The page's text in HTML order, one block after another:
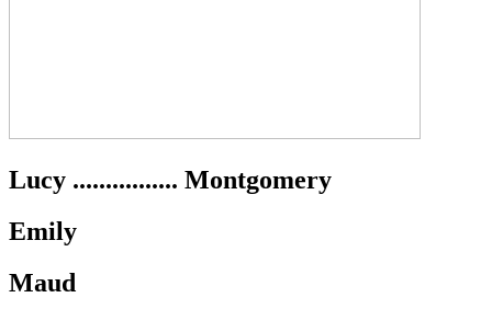
Lucy ................ Montgomery
Emily
Maud